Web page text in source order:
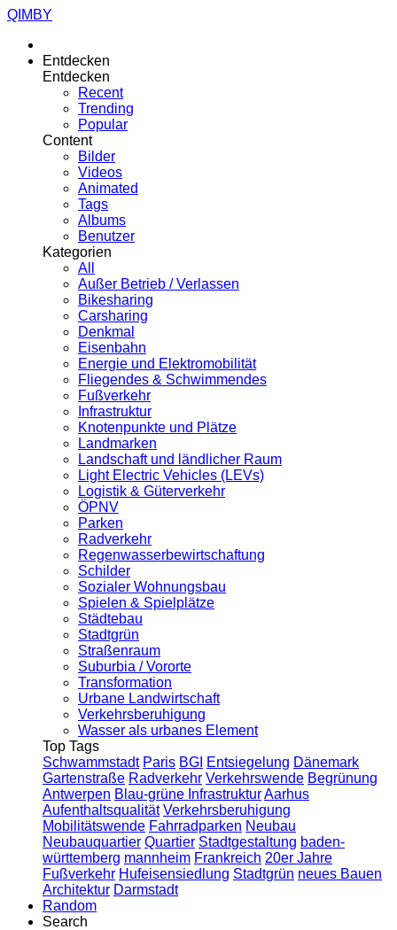
QIMBY
Entdecken
Entdecken
Recent
Trending
Popular
Content
Bilder
Videos
Animated
Tags
Albums
Benutzer
Kategorien
All
Außer Betrieb / Verlassen
Bikesharing
Carsharing
Denkmal
Eisenbahn
Energie und Elektromobilität
Fliegendes & Schwimmendes
Fußverkehr
Infrastruktur
Knotenpunkte und Plätze
Landmarken
Landschaft und ländlicher Raum
Light Electric Vehicles (LEVs)
Logistik & Güterverkehr
ÖPNV
Parken
Radverkehr
Regenwasserbewirtschaftung
Schilder
Sozialer Wohnungsbau
Spielen & Spielplätze
Städtebau
Stadtgrün
Straßenraum
Suburbia / Vororte
Transformation
Urbane Landwirtschaft
Verkehrsberuhigung
Wasser als urbanes Element
Top Tags
Schwammstadt Paris BGI Entsiegelung Dänemark
Gartenstraße Radverkehr Verkehrswende Begrünung
Antwerpen Blau-grüne InfrastrukturAarhus
Aufenthaltsqualität Verkehrsberuhigung
Mobilitätswende Fahrradparken Neubau
Neubauquartier Quartier Stadtgestaltung baden-
württemberg mannheim Frankreich 20er Jahre
Fußverkehr Hufeisensiedlung Stadtgrün neues Bauen
Architektur Darmstadt
Random
Search